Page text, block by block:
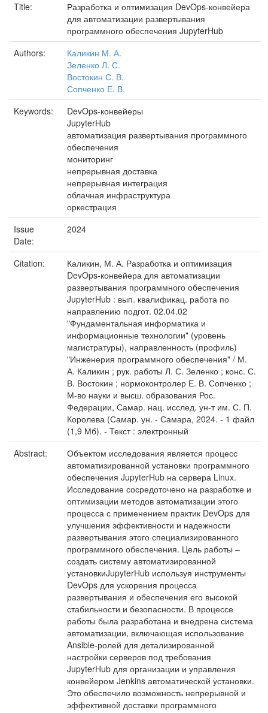
Title:
Разработка и оптимизация DevOps-конвейера
для автоматизации развертывания
программного обеспечения JupyterHub
Authors:
Каликин М. А.
Зеленко Л. С.
Востокин С. В.
Сопченко Е. В.
Keywords:
DevOps-конвейеры
JupyterHub
автоматизация развертывания программного
обеспечения
мониторинг
непрерывная доставка
непрерывная интеграция
облачная инфраструктура
оркестрация
Issue
Date:
2024
Citation:
Каликин, М. А. Разработка и оптимизация
DevOps-конвейера для автоматизации
развертывания программного обеспечения
JupyterHub : вып. квалификац. работа по
направлению подгот. 02.04.02
"Фундаментальная информатика и
информационные технологии" (уровень
магистратуры), направленность (профиль)
"Инженерия программного обеспечения" / М.
А. Каликин ; рук. работы Л. С. Зеленко ; конс. С.
В. Востокин ; нормоконтролер Е. В. Сопченко ;
М-во науки и высш. образования Рос.
Федерации, Самар. нац. исслед. ун-т им. С. П.
Королева (Самар. ун. - Самара, 2024. - 1 файл
(1,9 Мб). - Текст : электронный
Abstract:
Объектом исследования является процесс
автоматизированной установки программного
обеспечения JupyterHub на сервера Linux.
Исследование сосредоточено на разработке и
оптимизации методов автоматизации этого
процесса с применением практик DevOps для
улучшения эффективности и надежности
развертывания этого специализированного
программного обеспечения. Цель работы –
создать систему автоматизированной
установкиJupyterHub используя инструменты
DevOps для ускорения процесса
развертывания и обеспечения его высокой
стабильности и безопасности. В процессе
работы была разработана и внедрена система
автоматизации, включающая использование
Ansible-ролей для детализированной
настройки серверов под требования
JupyterHub для организации и управления
конвейером Jenkins автоматической установки.
Это обеспечило возможность непрерывной и
эффективной доставки программного